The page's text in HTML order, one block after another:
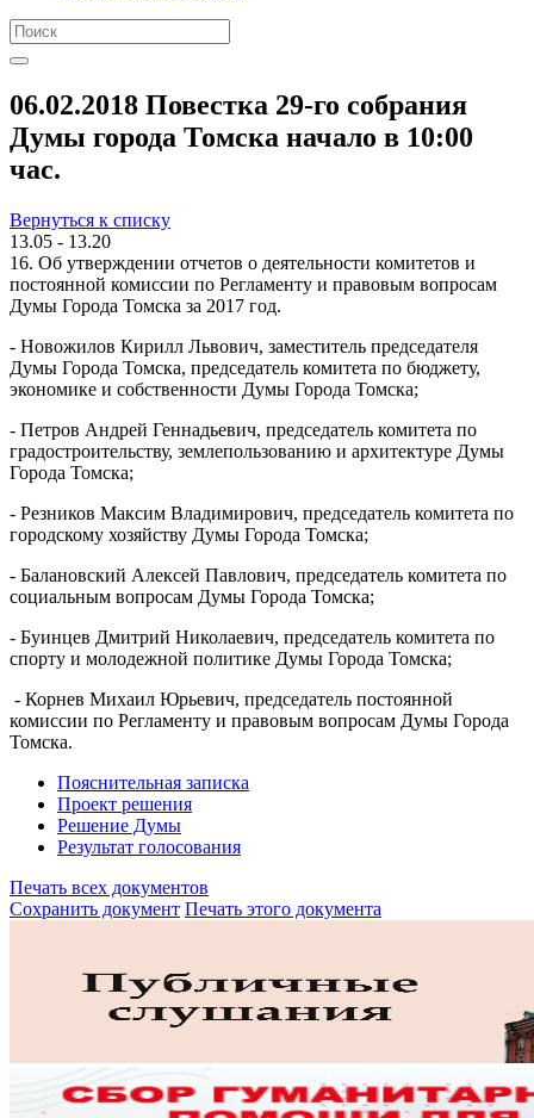
06.02.2018 Повестка 29-го собрания
Думы города Томска начало в 10:00
час.
Вернуться к списку
13.05 - 13.20
16. Об утверждении отчетов о деятельности комитетов и
постоянной комиссии по Регламенту и правовым вопросам
Думы Города Томска за 2017 год.
- Новожилов Кирилл Львович, заместитель председателя
Думы Города Томска, председатель комитета по бюджету,
экономике и собственности Думы Города Томска;
- Петров Андрей Геннадьевич, председатель комитета по
градостроительству, землепользованию и архитектуре Думы
Города Томска;
- Резников Максим Владимирович, председатель комитета по
городскому хозяйству Думы Города Томска;
- Балановский Алексей Павлович, председатель комитета по
социальным вопросам Думы Города Томска;
- Буинцев Дмитрий Николаевич, председатель комитета по
спорту и молодежной политике Думы Города Томска;
- Корнев Михаил Юрьевич, председатель постоянной
комиссии по Регламенту и правовым вопросам Думы Города
Томска.
Пояснительная записка
Проект решения
Решение Думы
Результат голосования
Печать всех документов
Сохранить документ Печать этого документа